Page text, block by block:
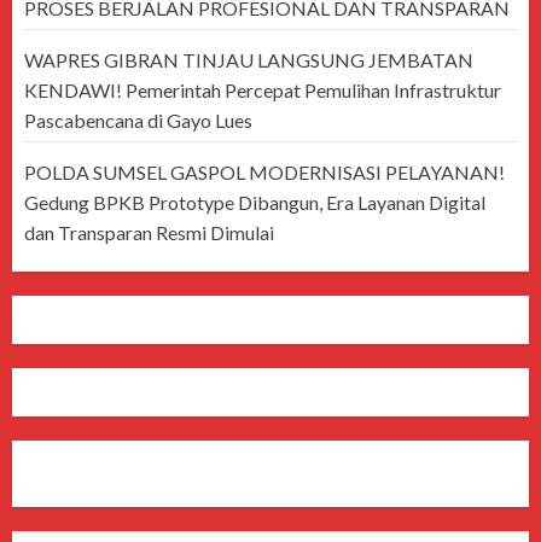
PROSES BERJALAN PROFESIONAL DAN TRANSPARAN
WAPRES GIBRAN TINJAU LANGSUNG JEMBATAN
KENDAWI! Pemerintah Percepat Pemulihan Infrastruktur
Pascabencana di Gayo Lues
POLDA SUMSEL GASPOL MODERNISASI PELAYANAN!
Gedung BPKB Prototype Dibangun, Era Layanan Digital
dan Transparan Resmi Dimulai